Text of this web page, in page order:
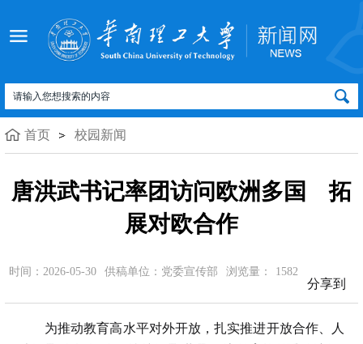
首页 校园新闻
唐洪武书记率团访问欧洲多国 拓
展对欧合作
时间：2026-05-30 供稿单位：党委宣传部 浏览量： 1582
分享到
为推动教育高水平对外开放，扎实推进开放合作、人